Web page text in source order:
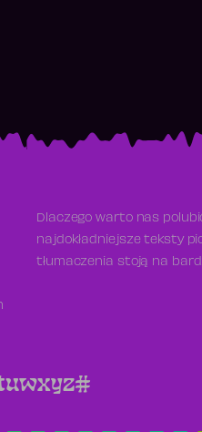
Dlaczego warto nas
najdokładniejsze teksty
tłumaczenia stoją na
uwxyz#